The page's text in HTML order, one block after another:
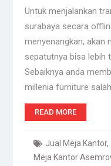
Untuk menjalankan
surabaya secara
menyenangkan, akan
sepatutnya bisa lebih
Sebaiknya anda
millenia furniture
READ MORE
Jual Meja Kantor,
Meja Kantor